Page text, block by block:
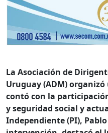
La Asociación de
Uruguay (ADM)
contó con la
y seguridad social y
Independiente (PI),